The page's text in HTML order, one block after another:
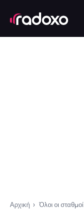
Αρχική Όλοι οι σταθμοί